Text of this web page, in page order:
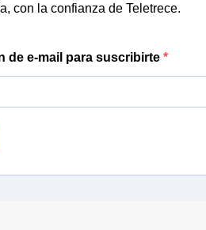
con la confianza de Teletrece.
de e-mail para suscribirte